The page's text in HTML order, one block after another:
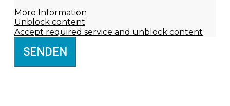
More Information
Unblock content
Accept required service and unblock content
SENDEN